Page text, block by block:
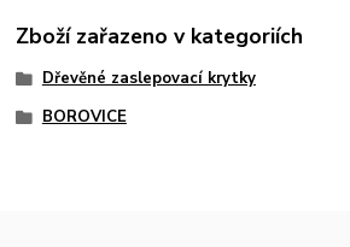
Zboží zařazeno v kategoriích
Dřevěné zaslepovací krytky
BOROVICE